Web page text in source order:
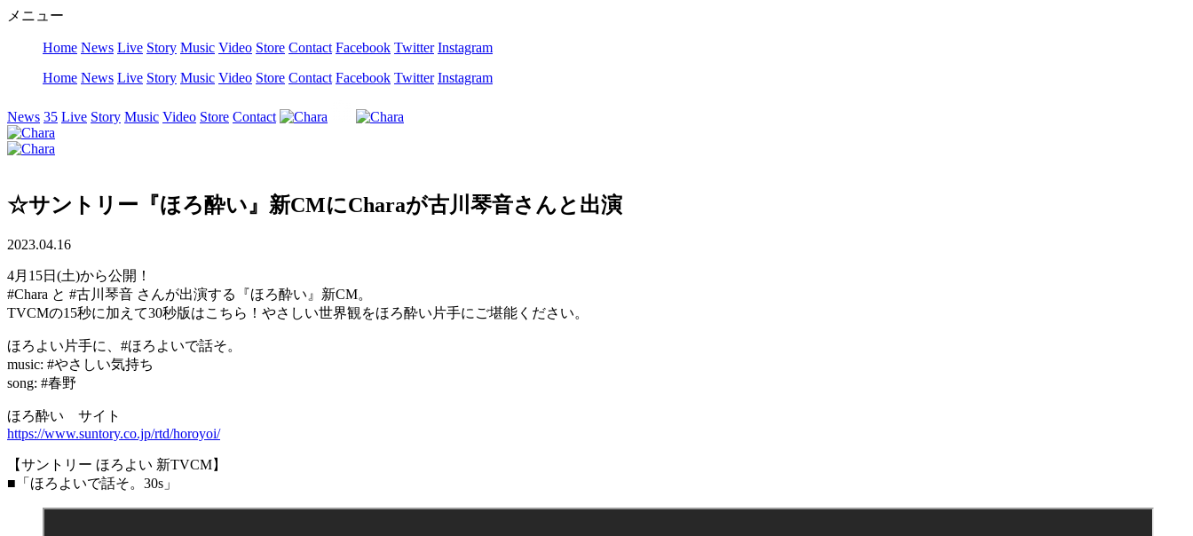
メニュー
Home News Live Story Music Video Store Contact Facebook Twitter Instagram
Home News Live Story Music Video Store Contact Facebook Twitter Instagram
News 35 Live Story Music Video Store Contact
☆サントリー『ほろ酔い』新CMにCharaが古川琴音さんと出演
2023.04.16
4月15日(土)から公開！
#Chara と #古川琴音 さんが出演する『ほろ酔い』新CM。
TVCMの15秒に加えて30秒版はこちら！やさしい世界観をほろ酔い片手にご堪能ください。
ほろよい片手に、#ほろよいで話そ。
music: #やさしい気持ち
song: #春野
ほろ酔い サイト
https://www.suntory.co.jp/rtd/horoyoi/
【サントリー ほろよい 新TVCM】
■「ほろよいで話そ。30s」